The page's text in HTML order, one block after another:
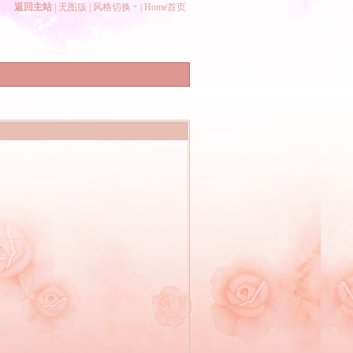
返回主站 无图版 风格切换 Home首页